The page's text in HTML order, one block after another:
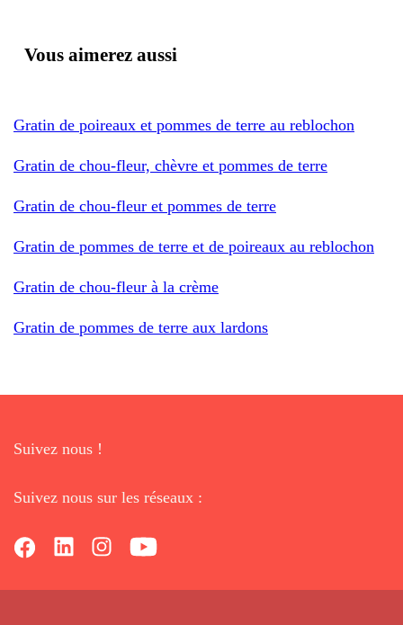
Vous aimerez aussi
Gratin de poireaux et pommes de terre au reblochon
Gratin de chou-fleur, chèvre et pommes de terre
Gratin de chou-fleur et pommes de terre
Gratin de pommes de terre et de poireaux au reblochon
Gratin de chou-fleur à la crème
Gratin de pommes de terre aux lardons
Suivez nous !
Suivez nous sur les réseaux :